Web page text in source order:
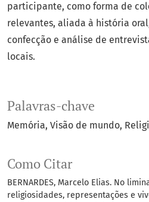
Palavras-chave
Memória Visão de mundo
Como Citar
BERNARDES, Marcelo Elias. No
religiosidades, representações e
participante, como forma de
relevantes, aliada à história
confecção e análise de
locais.